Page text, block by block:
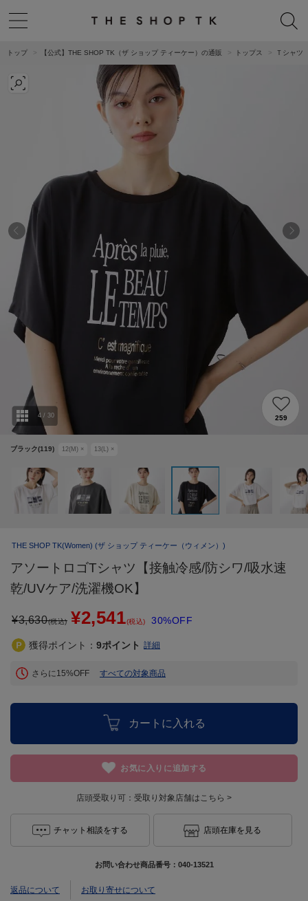
トップ 【公式】THE SHOP TK（ザ ショップ ティーケー）の通販 トップス Ｔシャツ
ブラック(119) 12(M) × 13(L) ×
4 / 30 259
THE SHOP TK(Women) (ザ ショップ ティーケー（ウィメン）)
アソートロゴTシャツ【接触冷感/防シワ/吸水速
乾/UVケア/洗濯機OK】
¥3,630(税込) ¥2,541(税込) 30%OFF
獲得ポイント： 9ポイント 詳細
さらに15%OFF すべての対象商品
カートに入れる
お気に入りに追加する
店頭受取り可： 受取り対象店舗はこちら >
チャット相談をする 店頭在庫を見る
お問い合わせ商品番号： 040-13521
返品について お取り寄せについて